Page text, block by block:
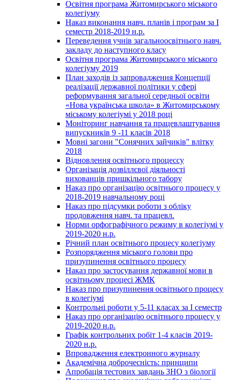
Освітня програма Житомирського міського
колегіуму
Наказ виконання навч. планів і програм за І
семестр 2018-2019 н.р.
Переведення учнів загальноосвітнього навч.
закладу до наступного класу
Освітня програма Житомирського міського
колегіуму 2019
План заходів із запровадження Концепції
реалізації державної політики у сфері
реформування загальної середньої освіти
«Нова українська школа» в Житомирському
міському колегіумі у 2018 році
Моніторинг навчання та працевлаштування
випускників 9 -11 класів 2018
Мовні загони "Сонячних зайчиків" влітку
2018
Відновлення освітнього процессу
Організація дозвіллєвої діяльності
вихованців пришкільного табору
Наказ про організацію освітнього процесу у
2018-2019 навчальному році
Наказ про підсумки роботи з обліку
продовження навч. та працевл.
Норми орфографічного режиму в колегіумі у
2019-2020 н.р.
Річний план освітнього процесу колегіуму
Розпорядження міського голови про
призупинення освітнього процесу
Наказ про застосування державної мови в
освітньому процесі ЖМК
Наказ про призупинення освітнього процесу
в колегіумі
Контрольні роботи у 5-11 класах за І семестр
Наказ про організацію освітнього процесу у
2019-2020 н.р.
Графік контрольних робіт 1-4 класів 2019-
2020 н.р.
Впровадження електронного журналу
Академічна доброчесність: принципи
Апробація тестових завдань ЗНО з біології